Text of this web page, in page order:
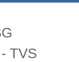
TVS